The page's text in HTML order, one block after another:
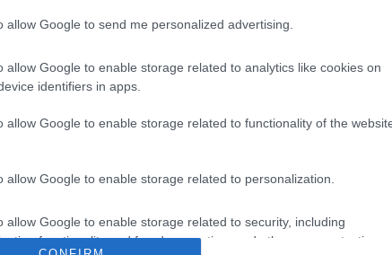
allow Google to send me personalized advertising.
allow Google to enable storage related to analytics like cookies on
identifiers in apps.
allow Google to enable storage related to functionality of the
allow Google to enable storage related to personalization.
allow Google to enable storage related to security, including
functionality and fraud prevention, and other user protection.
Emmy gála
pillanatai -
ből
királynőjeként
sokszínűségének